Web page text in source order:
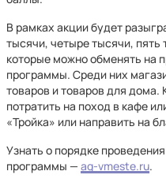
В рамках акции будет
тысячи, четыре тысячи, пять
которые можно обменять на
программы. Среди них
товаров и товаров для
потратить на поход в кафе
«Тройка» или направить на
Узнать о порядке
программы — ag-vmeste.ru.